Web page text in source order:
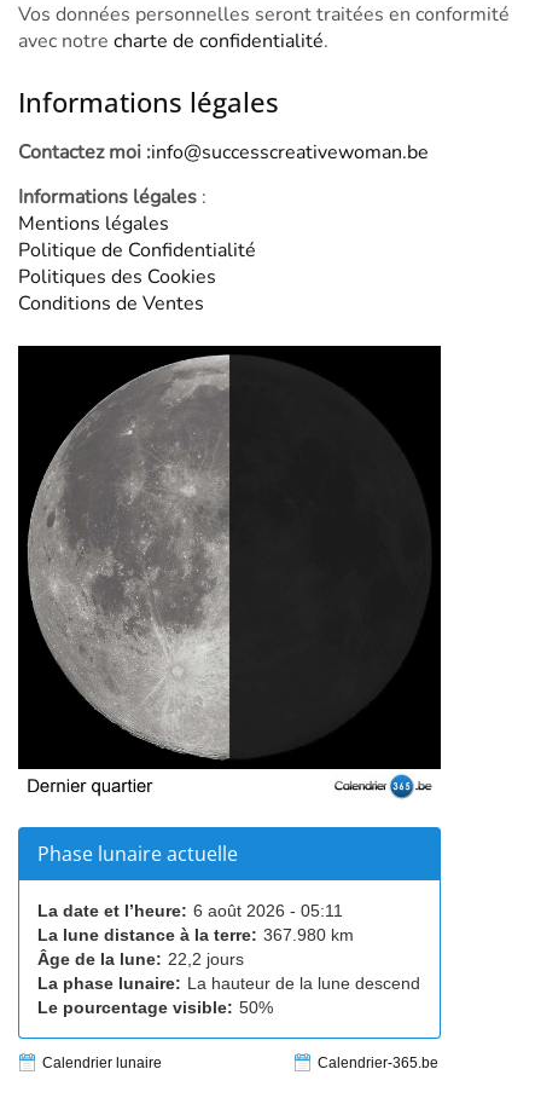
Vos données personnelles seront traitées en conformité
avec notre charte de confidentialité.
Informations légales
Contactez moi :info@successcreativewoman.be
Informations légales :
Mentions légales
Politique de Confidentialité
Politiques des Cookies
Conditions de Ventes
Phase lunaire actuelle
La date et l’heure: 6 août 2026 - 05:11
La lune distance à la terre: 367.980 km
Âge de la lune: 22,2 jours
La phase lunaire: La hauteur de la lune descend
Le pourcentage visible: 50%
Calendrier lunaire Calendrier-365.be